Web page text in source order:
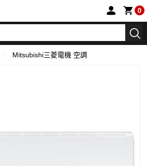
0
Mitsubishi三菱電機 空調